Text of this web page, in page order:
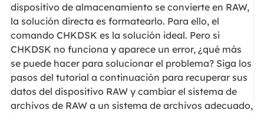
dispositivo de almacenamiento se convierte en RAW,
la solución directa es formatearlo. Para ello, el
comando CHKDSK es la solución ideal. Pero si
CHKDSK no funciona y aparece un error, ¿qué más
se puede hacer para solucionar el problema? Siga los
pasos del tutorial a continuación para recuperar sus
datos del dispositivo RAW y cambiar el sistema de
archivos de RAW a un sistema de archivos adecuado,